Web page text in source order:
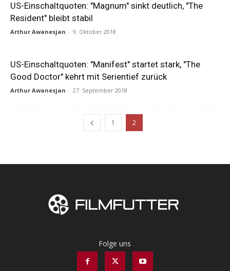
US-Einschaltquoten: "Magnum" sinkt deutlich, "The
Resident" bleibt stabil
Arthur Awanesjan - 9. Oktober 2018
US-Einschaltquoten: "Manifest" startet stark, "The
Good Doctor" kehrt mit Serientief zurück
Arthur Awanesjan - 27. September 2018
1 2
Folge uns